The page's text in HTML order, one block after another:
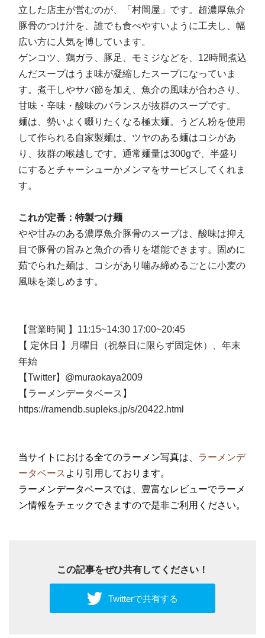
立した店主が営むのが、「村岡屋」です。超濃厚魚介
豚骨のつけ汁を、誰でも食べやすいように工夫し、幅
広い方に人気を博しています。
ゲンコツ、鶏ガラ、豚足、モミジなどを、12時間煮込
んだスープはうま味が凝縮したスープになっていま
す。煮干しやサバ節を加え、魚介の風味が合わさり、
甘味・辛味・酸味のバランスが抜群のスープです。
麺は、勢いよく啜りたくなる極太麺。うどん粉を使用
して作られる自家製麺は、ツヤのある麺はコシがあ
り、抜群の喉越しです。通常麺量は300gで、半盛り
にするとチャーシューかメンマをサービスしてくれま
す。
これが定番：特製つけ麺
やや甘みのある濃厚魚介豚骨のスープは、酸味は抑え
目で豚骨の旨みと魚介の香りを堪能できます。固めに
茹でられた麺は、コシがあり噛み締めるごとに小麦の
風味を楽しめます。
【営業時間 】 11:15~14:30 17:00~20:45
【 定休日 】
月曜日（祝祭日に限らず固定休）、年末
年始
【Twitter】 @muraokaya2009
【ラーメンデータベース】
https://ramendb.supleks.jp/s/20422.html
当サイトにおける全てのラーメン写真は、 ラーメンデ
ータベース より引用しております。
ラーメンデータベースでは、豊富なレビューでラーメ
ン情報をチェックできますので是非ご利用ください。
この記事をぜひ共有してください！
Twitterで共有する